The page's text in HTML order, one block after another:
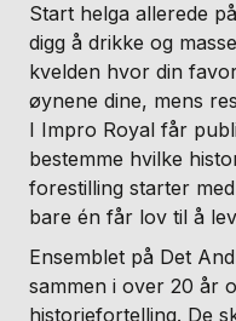
Start helga allerede
digg å drikke og
kvelden hvor din
øynene dine, mens
I Impro Royal får
bestemme hvilke
forestilling starter
bare én får lov til å
Ensemblet på Det
sammen i over 20 år
historiefortelling. De